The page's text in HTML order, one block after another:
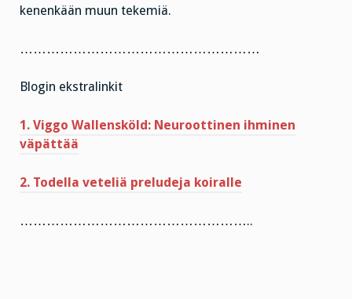
kenenkään muun tekemiä.
………………………………………………
Blogin ekstralinkit
1. Viggo Wallensköld: Neuroottinen ihminen
väpättää
2. Todella veteliä preludeja koiralle
……………………………………………..